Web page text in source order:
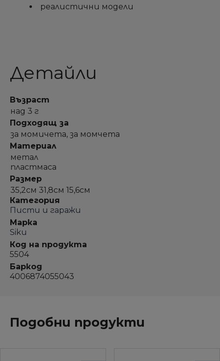
реалистични модели
Детайли
Възраст
над 3 г
Подходящ за
за момичета, за момчета
Материал
метал
пластмаса
Размер
35,2см 31,8см 15,6см
Категория
Писти и гаражи
Марка
Siku
Код на продукта
5504
Баркод
4006874055043
Подобни продукти